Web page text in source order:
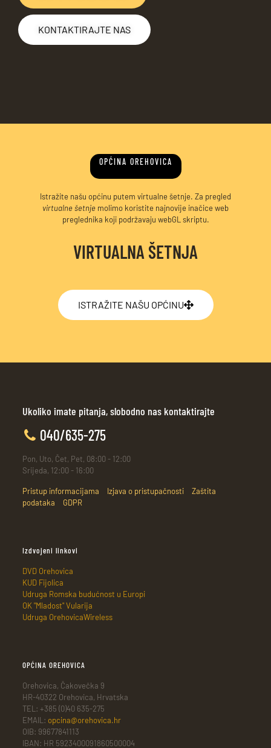
KONTAKTIRAJTE NAS
OPĆINA OREHOVICA
Istražite našu općinu putem virtualne šetnje. Za pregled
virtualne šetnje molimo koristite najnovije inačice web
preglednika koji podržavaju webGL skriptu.
VIRTUALNA ŠETNJA
ISTRAŽITE NAŠU OPĆINU
Ukoliko imate pitanja, slobodno nas kontaktirajte
040/635-275
Pon, Uto, Čet, Pet, 08:00 - 12:00
Srijeda, 12:00 - 16:00
Pristup informacijama Izjava o pristupačnosti
Zaštita
podataka
GDPR
Izdvojeni linkovi
DVD Orehovica
KUD Fijolica
Udruga Romska budućnost u Europi
OK "Mladost" Vularija
Udruga OrehovicaWireless
OPĆINA OREHOVICA
Orehovica, Čakovečka 9
HR-40322 Orehovica, Hrvatska
TEL: +385 (0)40 635-275
EMAIL: opcina@orehovica.hr
OIB: 99677841113
IBAN: HR 5923400091860500004